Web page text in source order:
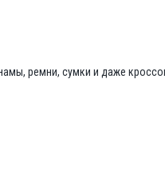
ремни, сумки и даже